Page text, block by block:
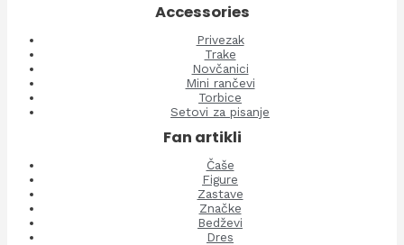
Accessories
Privezak
Trake
Novčanici
Mini rančevi
Torbice
Setovi za pisanje
Fan artikli
Čaše
Figure
Zastave
Značke
Bedževi
Dres